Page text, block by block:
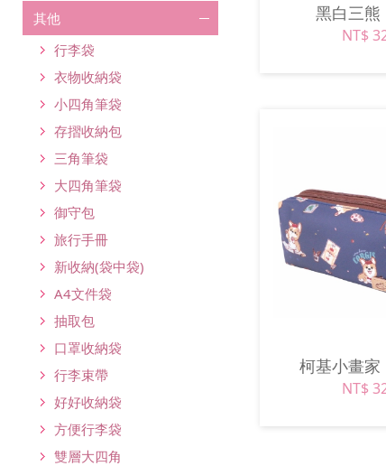
其他
行李袋
衣物收納袋
小四角筆袋
存摺收納包
三角筆袋
大四角筆袋
御守包
旅行手冊
新收納(袋中袋)
A4文件袋
抽取包
口罩收納袋
行李束帶
好好收納袋
方便行李袋
雙層大四角
黑白三
NT$
柯基小畫
NT$